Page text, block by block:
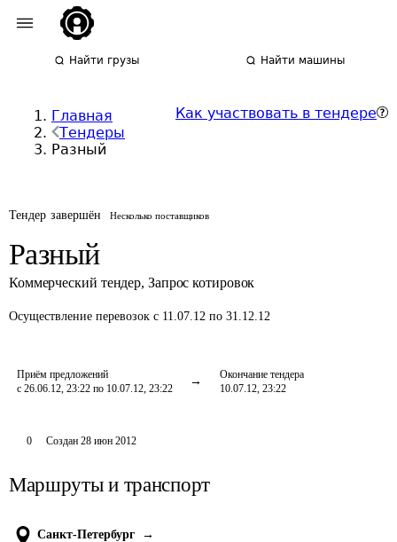
Найти грузы Найти машины
Главная
Тендеры
Разный
Как участвовать в тендере
Тендер завершён Несколько поставщиков
Разный
Коммерческий тендер, Запрос котировок
Осуществление перевозок с 11.07.12 по 31.12.12
Приём предложений
с 26.06.12, 23:22 по 10.07.12, 23:22
Окончание тендера
10.07.12, 23:22
0 Создан 28 июн 2012
Маршруты и транспорт
Санкт-Петербург →